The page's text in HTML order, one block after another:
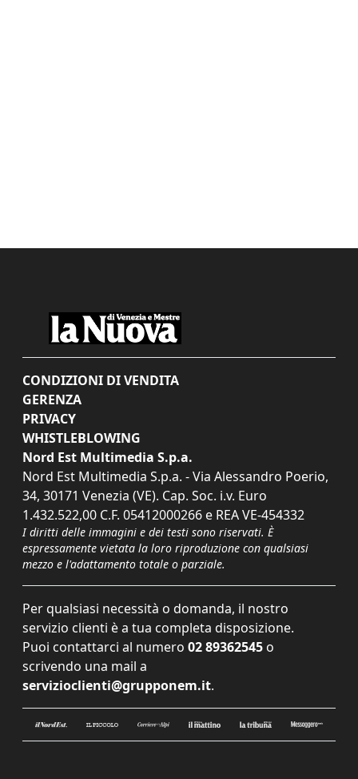
CONDIZIONI DI VENDITA
GERENZA
PRIVACY
WHISTLEBLOWING
Nord Est Multimedia S.p.a.
Nord Est Multimedia S.p.a. - Via Alessandro Poerio,
34, 30171 Venezia (VE). Cap. Soc. i.v. Euro
1.432.522,00 C.F. 05412000266 e REA VE-454332
I diritti delle immagini e dei testi sono riservati. È
espressamente vietata la loro riproduzione con qualsiasi
mezzo e l'adattamento totale o parziale.
Per qualsiasi necessità o domanda, il nostro
servizio clienti è a tua completa disposizione.
Puoi contattarci al numero 02 89362545 o
scrivendo una mail a
servizioclienti@grupponem.it.